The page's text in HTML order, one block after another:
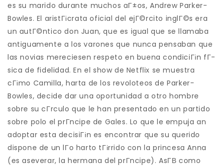
es su marido durante muchos aГ±os, Andrew Parker-
Bowles. El aristГіcrata oficial del ejГ©rcito inglГ©s era
un autГ©ntico don Juan, que es igual que se llamaba
antiguamente a los varones que nunca pensaban que
las novias mereciesen respeto en buena condiciГіn fГ­
sica de fidelidad. En el show de Netflix se muestra
cГіmo Camilla, harta de los revoloteos de Parker-
Bowles, decide dar una oportunidad a otro hombre
sobre su cГ­rculo que le han presentado en un partido
sobre polo el prГ­ncipe de Gales. Lo que le empuja an
adoptar esta decisiГіn es encontrar que su querido
dispone de un lГ­o harto tГіrrido con la princesa Anna
(es aseverar, la hermana del prГ­ncipe). AsГ­В­ como